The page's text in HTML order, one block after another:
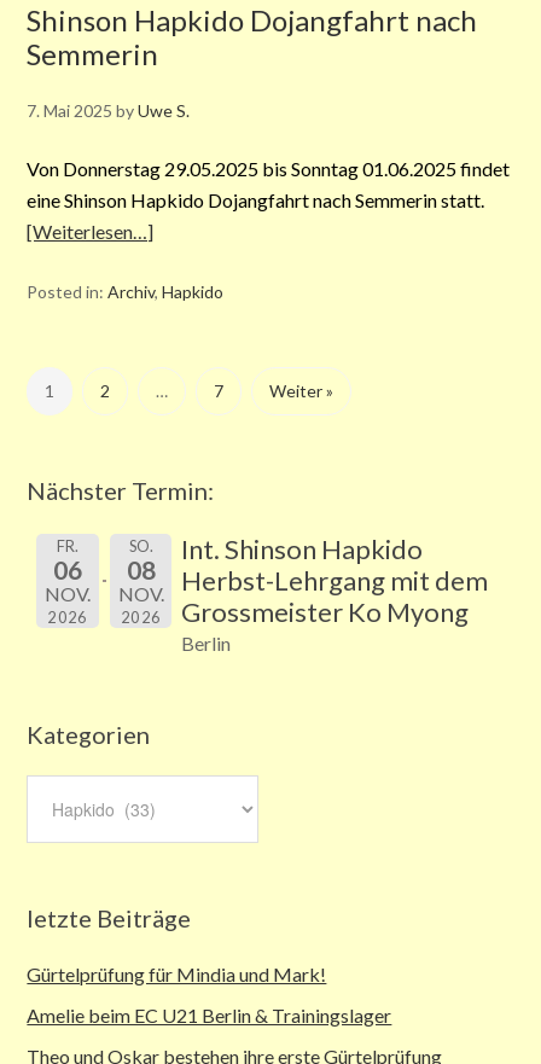
Shinson Hapkido Dojangfahrt nach
Semmerin
7. Mai 2025 byUwe S.
Von Donnerstag 29.05.2025 bis Sonntag 01.06.2025 findet
eine Shinson Hapkido Dojangfahrt nach Semmerin statt.
[Weiterlesen…]
Posted in:Archiv,Hapkido
1 2 … 7 Weiter »
Nächster Termin:
FR.
06
NOV.
2026
SO.
08
NOV.
2026
Int. Shinson Hapkido
Herbst-Lehrgang mit dem
Grossmeister Ko Myong
Berlin
Kategorien
letzte Beiträge
Gürtelprüfung für Mindia und Mark!
Amelie beim EC U21 Berlin & Trainingslager
Theo und Oskar bestehen ihre erste Gürtelprüfung